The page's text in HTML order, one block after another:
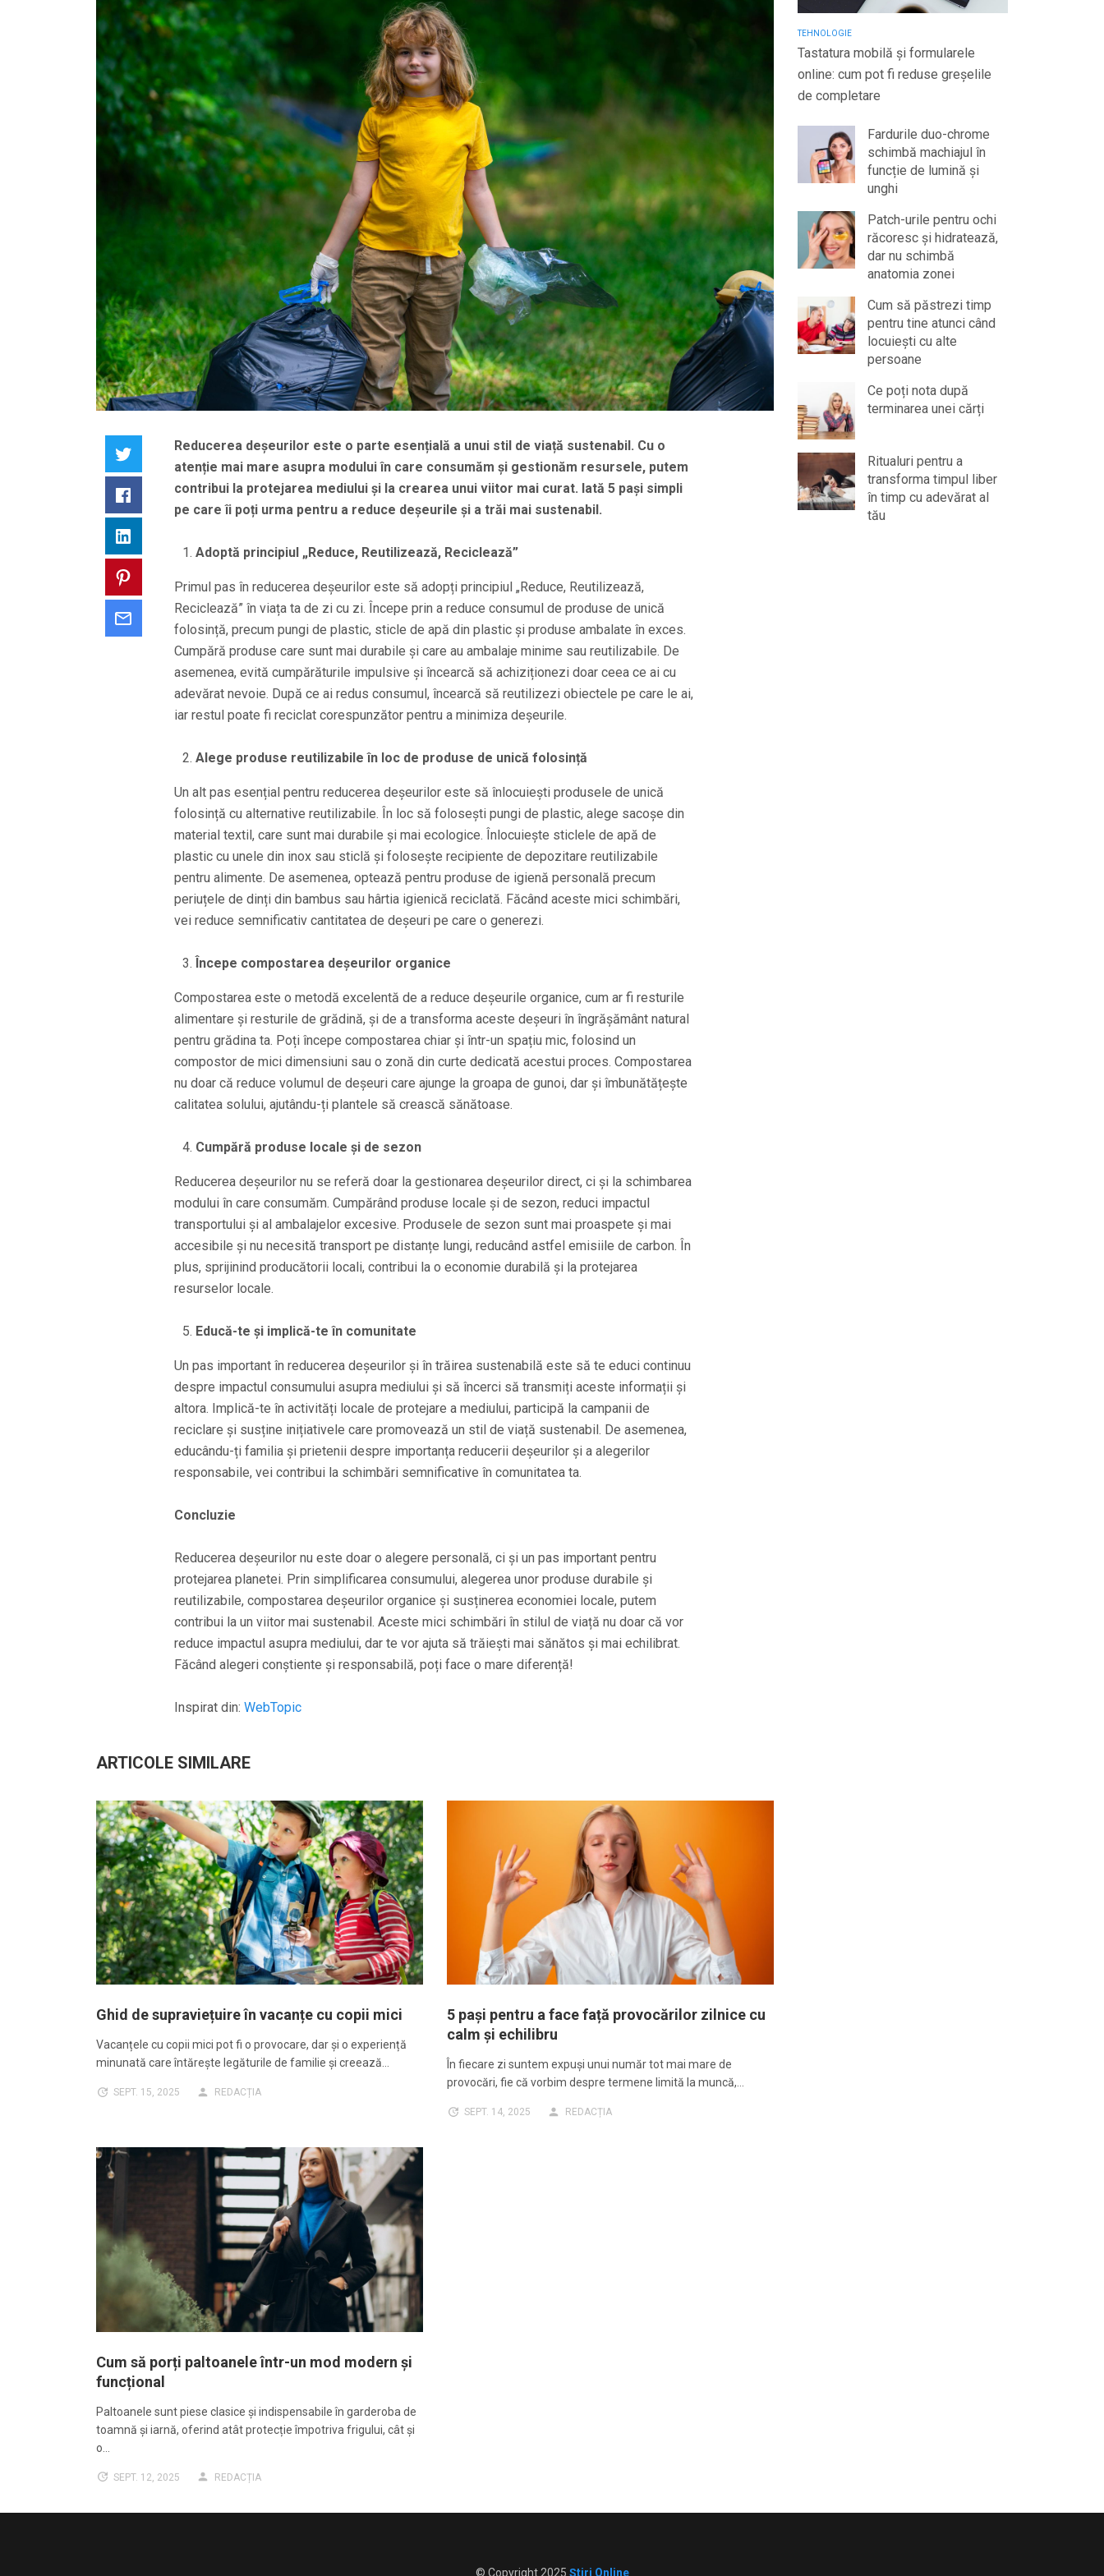
Facebook
Reducerea deșeurilor este o parte esențială a unui stil de viață sustenabil. Cu o
atenție mai mare asupra modului în care consumăm și gestionăm resursele, putem
contribui la protejarea mediului și la crearea unui viitor mai curat. Iată 5 pași simpli
pe care îi poți urma pentru a reduce deșeurile și a trăi mai sustenabil.
Adoptă principiul „Reduce, Reutilizează, Reciclează”
Primul pas în reducerea deșeurilor este să adopți principiul „Reduce, Reutilizează,
Reciclează” în viața ta de zi cu zi. Începe prin a reduce consumul de produse de unică
folosință, precum pungi de plastic, sticle de apă din plastic și produse ambalate în exces.
Cumpără produse care sunt mai durabile și care au ambalaje minime sau reutilizabile. De
asemenea, evită cumpărăturile impulsive și încearcă să achiziționezi doar ceea ce ai cu
adevărat nevoie. După ce ai redus consumul, încearcă să reutilizezi obiectele pe care le ai,
iar restul poate fi reciclat corespunzător pentru a minimiza deșeurile.
Alege produse reutilizabile în loc de produse de unică folosință
Un alt pas esențial pentru reducerea deșeurilor este să înlocuiești produsele de unică
folosință cu alternative reutilizabile. În loc să folosești pungi de plastic, alege sacoșe din
material textil, care sunt mai durabile și mai ecologice. Înlocuiește sticlele de apă de
plastic cu unele din inox sau sticlă și folosește recipiente de depozitare reutilizabile
pentru alimente. De asemenea, optează pentru produse de igienă personală precum
periuțele de dinți din bambus sau hârtia igienică reciclată. Făcând aceste mici schimbări,
vei reduce semnificativ cantitatea de deșeuri pe care o generezi.
Începe compostarea deșeurilor organice
Compostarea este o metodă excelentă de a reduce deșeurile organice, cum ar fi resturile
alimentare și resturile de grădină, și de a transforma aceste deșeuri în îngrășământ natural
pentru grădina ta. Poți începe compostarea chiar și într-un spațiu mic, folosind un
compostor de mici dimensiuni sau o zonă din curte dedicată acestui proces. Compostarea
nu doar că reduce volumul de deșeuri care ajunge la groapa de gunoi, dar și îmbunătățește
calitatea solului, ajutându-ți plantele să crească sănătoase.
Cumpără produse locale și de sezon
Reducerea deșeurilor nu se referă doar la gestionarea deșeurilor direct, ci și la schimbarea
modului în care consumăm. Cumpărând produse locale și de sezon, reduci impactul
transportului și al ambalajelor excesive. Produsele de sezon sunt mai proaspete și mai
accesibile și nu necesită transport pe distanțe lungi, reducând astfel emisiile de carbon. În
plus, sprijinind producătorii locali, contribui la o economie durabilă și la protejarea
resurselor locale.
Educă-te și implică-te în comunitate
Un pas important în reducerea deșeurilor și în trăirea sustenabilă este să te educi continuu
despre impactul consumului asupra mediului și să încerci să transmiți aceste informații și
altora. Implică-te în activități locale de protejare a mediului, participă la campanii de
reciclare și susține inițiativele care promovează un stil de viață sustenabil. De asemenea,
educându-ți familia și prietenii despre importanța reducerii deșeurilor și a alegerilor
responsabile, vei contribui la schimbări semnificative în comunitatea ta.
Concluzie
Reducerea deșeurilor nu este doar o alegere personală, ci și un pas important pentru
protejarea planetei. Prin simplificarea consumului, alegerea unor produse durabile și
reutilizabile, compostarea deșeurilor organice și susținerea economiei locale, putem
contribui la un viitor mai sustenabil. Aceste mici schimbări în stilul de viață nu doar că vor
reduce impactul asupra mediului, dar te vor ajuta să trăiești mai sănătos și mai echilibrat.
Făcând alegeri conștiente și responsabilă, poți face o mare diferență!
Inspirat din: WebTopic
ARTICOLE SIMILARE
Ghid de supraviețuire în vacanțe cu copii mici
Vacanțele cu copii mici pot fi o provocare, dar și o experiență
minunată care întărește legăturile de familie și creează…
SEPT. 15, 2025 REDACȚIA
5 pași pentru a face față provocărilor zilnice cu
calm și echilibru
În fiecare zi suntem expuși unui număr tot mai mare de
provocări, fie că vorbim despre termene limită la muncă,…
SEPT. 14, 2025 REDACȚIA
Cum să porți paltoanele într-un mod modern și
funcțional
Paltoanele sunt piese clasice și indispensabile în garderoba de
toamnă și iarnă, oferind atât protecție împotriva frigului, cât și
o…
SEPT. 12, 2025 REDACȚIA
TEHNOLOGIE
Tastatura mobilă și formularele
online: cum pot fi reduse greșelile
de completare
Fardurile duo-chrome
schimbă machiajul în
funcție de lumină și
unghi
Patch-urile pentru ochi
răcoresc și hidratează,
dar nu schimbă
anatomia zonei
Cum să păstrezi timp
pentru tine atunci când
locuiești cu alte
persoane
Ce poți nota după
terminarea unei cărți
Ritualuri pentru a
transforma timpul liber
în timp cu adevărat al
tău
© Copyright 2025 Știri Online